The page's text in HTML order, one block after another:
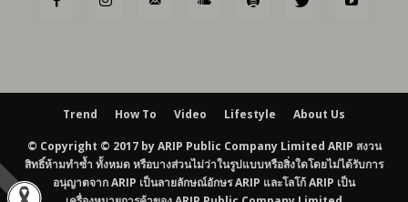
Trend How To Video Lifestyle About Us
© Copyright © 2017 by ARIP Public Company Limited ARIP สงวน
สิทธิ์ห้ามทำซ้ำ ทั้งหมด หรือบางส่วนไม่ว่าในรูปแบบหรือสิ่งใดโดยไม่ได้รับการ
อนุญาตจาก ARIP เป็นลายลักษณ์อักษร ARIP และโลโก้ ARIP เป็น